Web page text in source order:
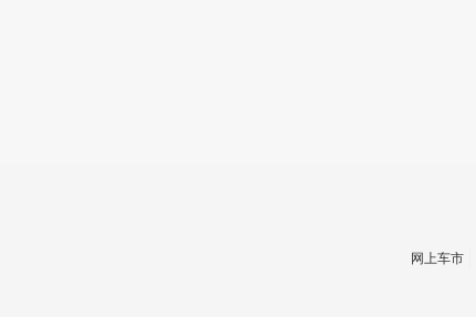
网上车市